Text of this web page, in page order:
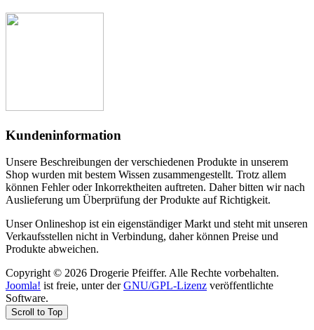
Kundeninformation
Unsere Beschreibungen der verschiedenen Produkte in unserem
Shop wurden mit bestem Wissen zusammengestellt. Trotz allem
können Fehler oder Inkorrektheiten auftreten. Daher bitten wir nach
Auslieferung um Überprüfung der Produkte auf Richtigkeit.
Unser Onlineshop ist ein eigenständiger Markt und steht mit unseren
Verkaufsstellen nicht in Verbindung, daher können Preise und
Produkte abweichen.
Copyright © 2026 Drogerie Pfeiffer. Alle Rechte vorbehalten.
Joomla! ist freie, unter derGNU/GPL-Lizenz veröffentlichte
Software.
Scroll to Top